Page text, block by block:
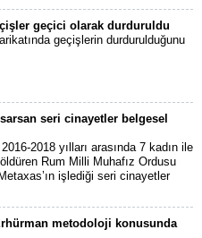
geçici olarak durduruldu
geçişlerin durdurulduğunu
sarsan seri cinayetler belgesel
2018 yılları arasında 7 kadın ile
Rum Milli Muhafız Ordusu
işlediği seri cinayetler
metodoloji konusunda